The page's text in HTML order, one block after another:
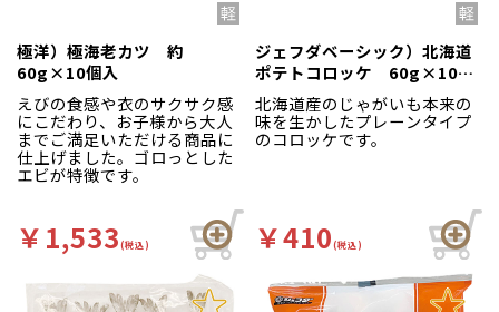
極洋）極海老カツ 約
60g×10個入
えびの食感や衣のサクサク感
にこだわり、お子様から大人
までご満足いただける商品に
仕上げました。ゴロっとした
エビが特徴です。
￥1,533(税込)
ジェフダベーシック）北海道
ポテトコロッケ 60g×10個
入
北海道産のじゃがいも本来の
味を生かしたプレーンタイプ
のコロッケです。
￥410(税込)